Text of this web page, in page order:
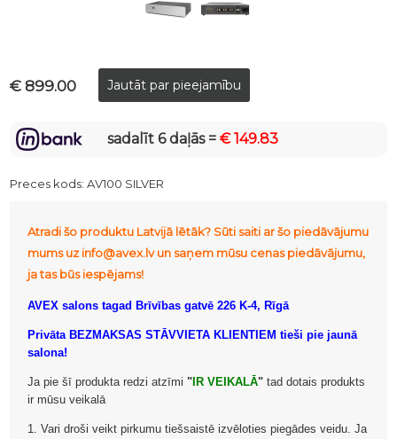
€ 899.00
sadalīt 6 daļās =€ 149.83
Preces kods:AV100 SILVER
Atradi šo produktu Latvijā lētāk? Sūti saiti ar šo piedāvājumu
mums uz info@avex.lv un saņem mūsu cenas piedāvājumu,
ja tas būs iespējams!
AVEX salons tagad Brīvības gatvē 226 K-4, Rīgā
Privāta BEZMAKSAS STĀVVIETA KLIENTIEM tieši pie jaunā
salona!
Ja pie šī produkta redzi atzīmi " IR VEIKALĀ" tad dotais produkts
ir mūsu veikalā
1. Vari droši veikt pirkumu tiešsaistē izvēloties piegādes veidu. Ja